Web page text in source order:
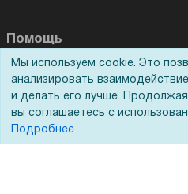
Помощь
Вопрос-ответ
Реквизиты
Гарантии и возврат
Мы используем cookie. Это
анализировать
и делать его лучше. Продолжая
вы соглашаетесь с
Подробнее